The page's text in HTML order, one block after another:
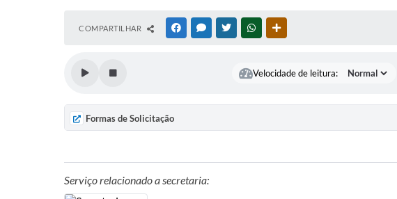
COMPARTILHAR FACEBOOKMESSENGER
TWITTERWHATSAPP
Velocidade de leitura:
Formas de Solicitação
Serviço relacionado a secretaria: